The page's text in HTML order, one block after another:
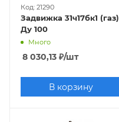
Код: 21290
Задвижка 31ч17бк1 (газ)
Ду 100
Много
8 030,13 ₽/шт
В корзину